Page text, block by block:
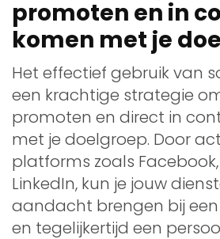
promoten en in
komen met je
Het effectief gebruik van
een krachtige strategie
promoten en direct in
met je doelgroep. Door
platforms zoals
LinkedIn, kun je jouw
aandacht brengen bij
en tegelijkertijd een